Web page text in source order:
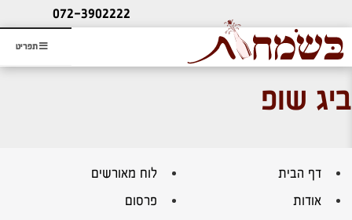
תפריט
ליעוץ חינם
והזמנת כרטיס שמחות
072-3902222
ביג שופ
דף הבית
לוח מאורשים
אודות
פרסום